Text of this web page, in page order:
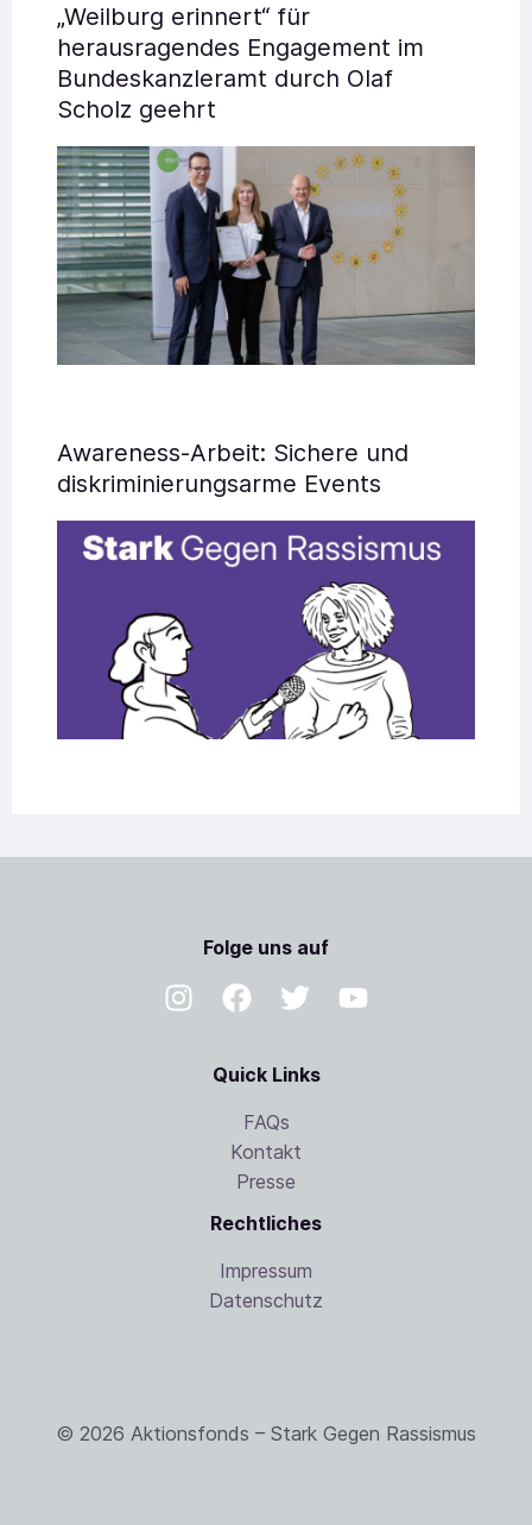
„Weilburg erinnert“ für
herausragendes Engagement im
Bundeskanzleramt durch Olaf
Scholz geehrt
Awareness-Arbeit: Sichere und
diskriminierungsarme Events
Folge uns auf
Quick Links
FAQs
Kontakt
Presse
Rechtliches
Impressum
Datenschutz
© 2026 Aktionsfonds – Stark Gegen Rassismus